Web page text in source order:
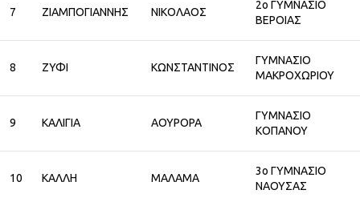
7 ΖΙΑΜΠΟΓΙΑΝΝΗΣ ΝΙΚΟΛΑΟΣ
2ο ΓΥΜΝΑΣΙΟ
ΒΕΡΟΙΑΣ
8 ΖΥΦΙ ΚΩΝΣΤΑΝΤΙΝΟΣ
ΓΥΜΝΑΣΙΟ
ΜΑΚΡΟΧΩΡΙΟΥ
9 ΚΑΛΙΓΙΑ ΑΟΥΡΟΡΑ
ΓΥΜΝΑΣΙΟ
ΚΟΠΑΝΟΥ
10 ΚΑΛΛΗ ΜΑΛΑΜΑ
3ο ΓΥΜΝΑΣΙΟ
ΝΑΟΥΣΑΣ